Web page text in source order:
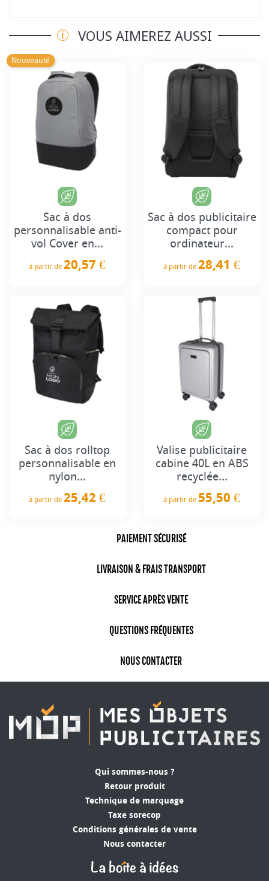
VOUS AIMEREZ AUSSI
Nouveauté
Sac à dos
personnalisable anti-
vol Cover en...
à partir de 20,57 €
Sac à dos publicitaire
compact pour
ordinateur...
à partir de 28,41 €
Sac à dos rolltop
personnalisable en
nylon...
à partir de 25,42 €
Valise publicitaire
cabine 40L en ABS
recyclée...
à partir de 55,50 €
PAIEMENT SÉCURISÉ
LIVRAISON & FRAIS TRANSPORT
SERVICE APRÈS VENTE
QUESTIONS FRÉQUENTES
NOUS CONTACTER
Qui sommes-nous ?
Retour produit
Technique de marquage
Taxe sorecop
Conditions générales de vente
Nous contacter